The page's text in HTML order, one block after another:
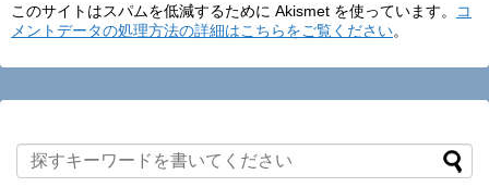
このサイトはスパムを低減するために Akismet を使っています。
コ
メントデータの処理方法の詳細はこちらをご覧ください。